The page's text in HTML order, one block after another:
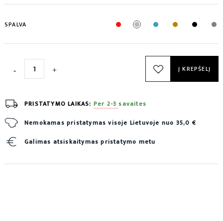
SPALVA
Į KREPŠELĮ
PRISTATYMO LAIKAS: Per 2-3 savaites
Nemokamas pristatymas visoje Lietuvoje nuo 35,0 €
Galimas atsiskaitymas pristatymo metu